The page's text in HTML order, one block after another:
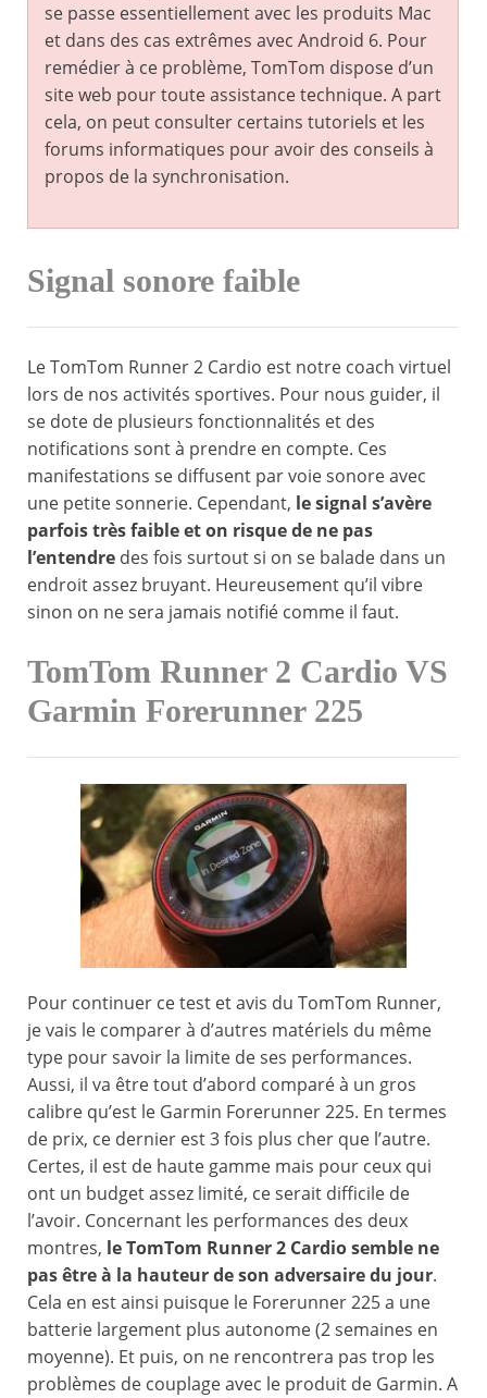
se passe essentiellement avec les produits Mac
et dans des cas extrêmes avec Android 6. Pour
remédier à ce problème, TomTom dispose d’un
site web pour toute assistance technique. A part
cela, on peut consulter certains tutoriels et les
forums informatiques pour avoir des conseils à
propos de la synchronisation.
Signal sonore faible
Le TomTom Runner 2 Cardio est notre coach virtuel
lors de nos activités sportives. Pour nous guider, il
se dote de plusieurs fonctionnalités et des
notifications sont à prendre en compte. Ces
manifestations se diffusent par voie sonore avec
une petite sonnerie. Cependant, le signal s’avère
parfois très faible et on risque de ne pas
l’entendre des fois surtout si on se balade dans un
endroit assez bruyant. Heureusement qu’il vibre
sinon on ne sera jamais notifié comme il faut.
TomTom Runner 2 Cardio VS
Garmin Forerunner 225
Pour continuer ce test et avis du TomTom Runner,
je vais le comparer à d’autres matériels du même
type pour savoir la limite de ses performances.
Aussi, il va être tout d’abord comparé à un gros
calibre qu’est le Garmin Forerunner 225. En termes
de prix, ce dernier est 3 fois plus cher que l’autre.
Certes, il est de haute gamme mais pour ceux qui
ont un budget assez limité, ce serait difficile de
l’avoir. Concernant les performances des deux
montres, le TomTom Runner 2 Cardio semble ne
pas être à la hauteur de son adversaire du jour.
Cela en est ainsi puisque le Forerunner 225 a une
batterie largement plus autonome (2 semaines en
moyenne). Et puis, on ne rencontrera pas trop les
problèmes de couplage avec le produit de Garmin. A